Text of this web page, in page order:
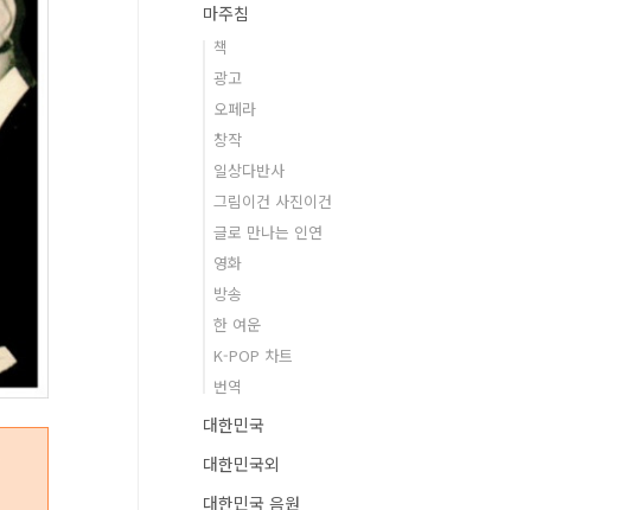
마주침
책
광고
오페라
창작
일상다반사
그림이건 사진이건
글로 만나는 인연
영화
방송
한 여운
K-POP 차트
번역
대한민국
대한민국외
대한민국 음원